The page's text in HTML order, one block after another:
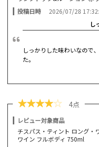
投稿日時
2026/07/28
し
しっかりした味わいなので
た。
★★★★☆ 4点
レビュー対象商品
チスパス・ティント ロング・
ワイン フルボディ 750ml